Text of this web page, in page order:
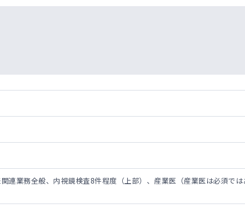
連業務全般、内視鏡検査8件程度（上部）、産業医（産業医は必須では